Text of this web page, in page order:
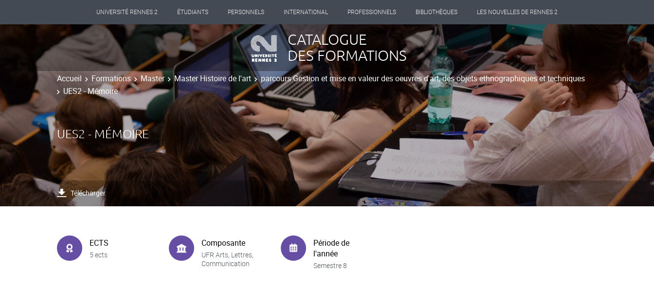
UNIVERSITÉ RENNES 2 ÉTUDIANTS PERSONNELS INTERNATIONAL PROFESSIONNELS BIBLIOTHÈQUES LES NOUVELLES DE RENNES 2
CATALOGUE
DES FORMATIONS
Accueil Formations Master Master Histoire de l'art
parcours Gestion et mise en valeur des oeuvres d'art, des objets ethnographiques et techniques
UES2 - Mémoire
UES2 - MÉMOIRE
Télécharger
ECTS
5 ects
Composante
UFR Arts, Lettres,
Communication
Période de
l'année
Semestre 8